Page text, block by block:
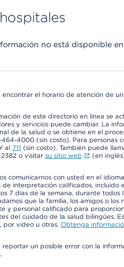
no está disponible
encontrar el horario de atención de
de este directorio en línea se
y servicios puede cambiar. La
de la salud o se obtiene en el
464-4000 (sin costo). Para personas
al 711 (sin costo). También puede
2382 o visitar su sitio web (en
comunicarnos con usted en el
de interpretación calificados, incluido
7 días de la semana, durante
que la familia, los amigos o los
y personal calificado para
del cuidado de la salud bilingües.
por video u otras. Obtenga
reportar un posible error con la
.